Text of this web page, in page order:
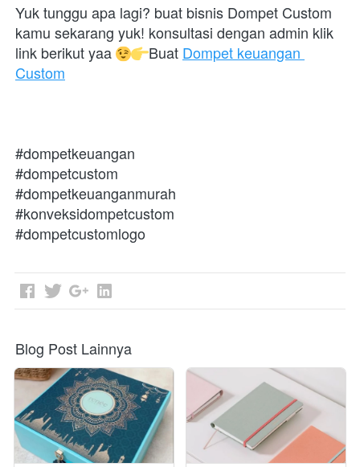
Yuk tunggu apa lagi? buat bisnis Dompet Custom
kamu sekarang yuk! konsultasi dengan admin klik
link berikut yaa
Buat Dompet keuangan
Custom
#dompetkeuangan
#dompetcustom
#dompetkeuanganmurah
#konveksidompetcustom
#dompetcustomlogo
Blog Post Lainnya